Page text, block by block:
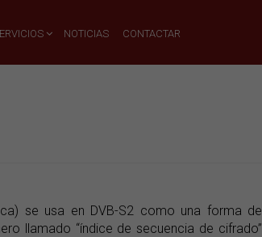
NOTICIAS CONTACTAR
se usa en DVB-S2 como una forma de
llamado “índice de secuencia de cifrado”